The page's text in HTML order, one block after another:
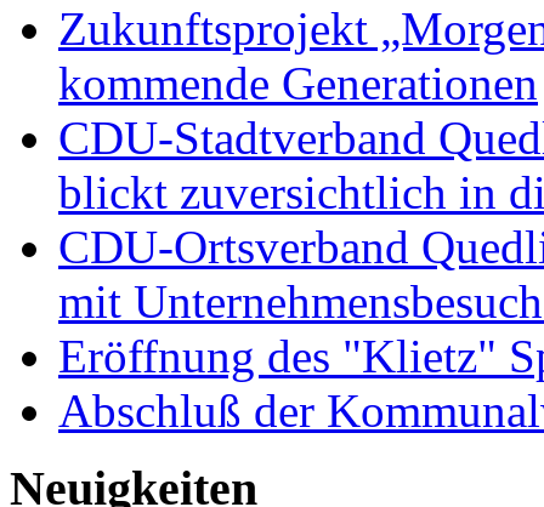
Zukunftsprojekt
kommende Generationen
CDU-Stadtverband
blickt zuversichtlich in
CDU-Ortsverband
mit
Eröffnung des "Klietz"
Abschluß der
Neuigkeiten